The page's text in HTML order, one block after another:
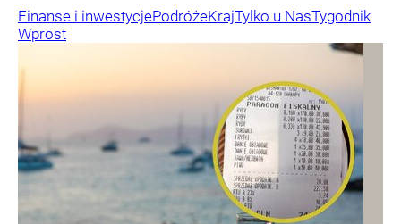
Finanse i inwestycjePodróżeKrajTylko u NasTygodnik
Wprost